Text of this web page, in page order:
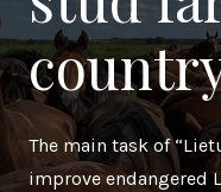
The main task of
improve endangered